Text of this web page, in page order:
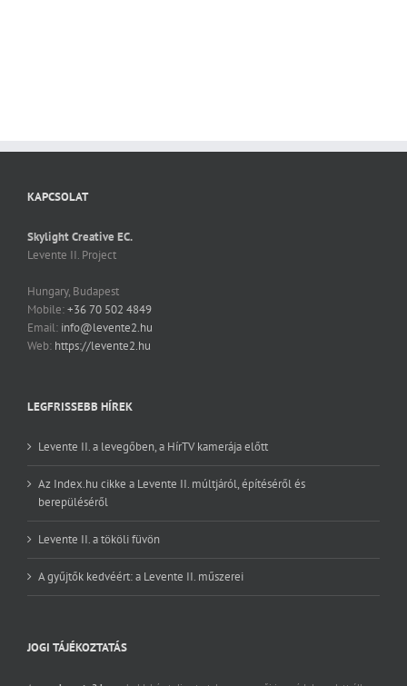
KAPCSOLAT
Skylight Creative EC.
Levente II. Project
Hungary, Budapest
Mobile:+36 70 502 4849
Email: info@levente2.hu
Web: https://levente2.hu
LEGFRISSEBB HÍREK
Levente II. a levegőben, a HírTV kamerája előtt
Az Index.hu cikke a Levente II. múltjáról, építéséről és
berepüléséről
Levente II. a tököli füvön
A gyűjtők kedvéért: a Levente II. műszerei
JOGI TÁJÉKOZTATÁS